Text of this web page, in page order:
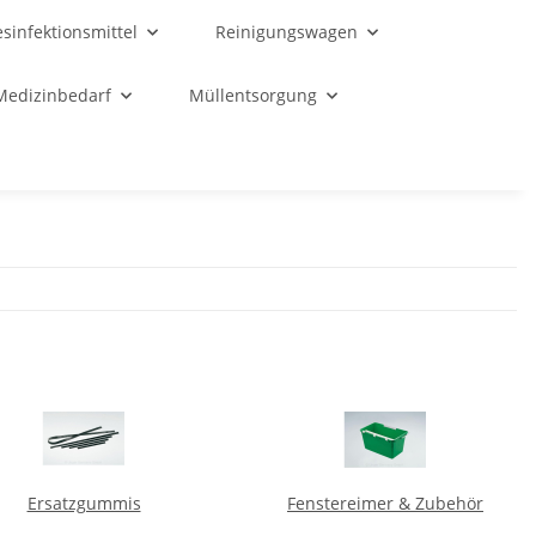
Reinigungswagen
Müllentsorgung
Ersatzgummis Fenstereimer & Zubehör